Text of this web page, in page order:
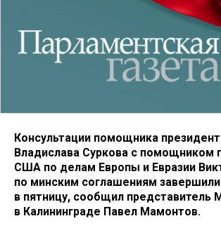
Консультации помощника
Владислава Суркова с помощником
США по делам Европы и Евразии
по минским соглашениям
в пятницу, сообщил
в Калининграде Павел Мамонтов.